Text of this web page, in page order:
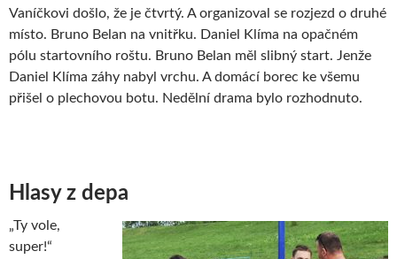
Vaníčkovi došlo, že je čtvrtý. A organizoval se rozjezd o druhé
místo. Bruno Belan na vnitřku. Daniel Klíma na opačném
pólu startovního roštu. Bruno Belan měl slibný start. Jenže
Daniel Klíma záhy nabyl vrchu. A domácí borec ke všemu
přišel o plechovou botu. Nedělní drama bylo rozhodnuto.
Hlasy z depa
„Ty vole,
super!“